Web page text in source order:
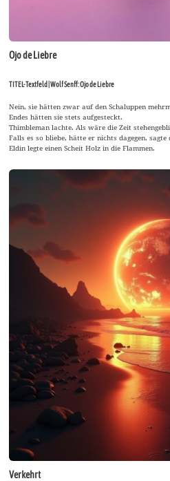
Ojo de Liebre
TITEL-Textfeld | Wolf Senff: Ojo de Liebre
Nein, sie hätten zwar auf den Schaluppen
Endes hätten sie stets aufgesteckt.
Thimbleman lachte. Als wäre die Zeit
Falls es so bliebe, hätte er nichts dagegen, sagte
Eldin legte einen Scheit Holz in die Flammen.
Verkehrt